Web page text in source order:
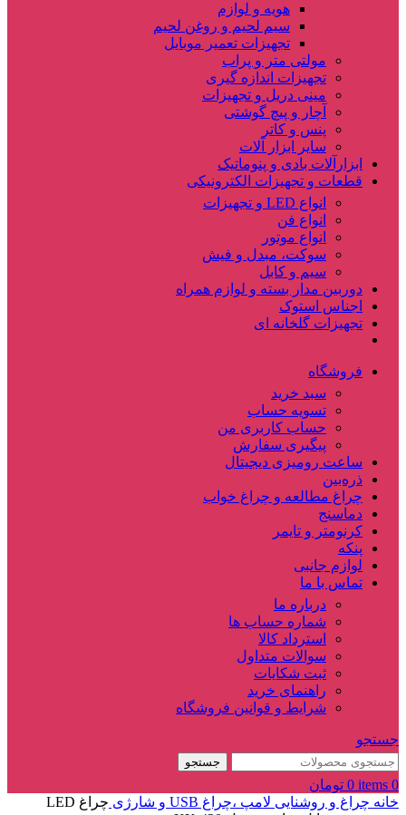
هویه و لوازم
سیم لحیم و روغن لحیم
تجهیزات تعمیر موبایل
مولتی متر و پراب
تجهیزات اندازه گیری
مینی دریل و تجهیزات
آچار و پیچ گوشتی
پنس و کاتر
سایر ابزار آلات
ابزارآلات بادی و پنوماتیک
قطعات و تجهیزات الکترونیکی
انواع LED و تجهیزات
انواع فن
انواع موتور
سوکت، مبدل و فیش
سیم و کابل
دوربین مدار بسته و لوازم همراه
اجناس استوک
تجهیزات گلخانه ای
فروشگاه
سبد خرید
تسویه حساب
حساب کاربری من
پیگیری سفارش
ساعت‌ رومیزی دیجیتال
ذره‌بین‌
چراغ مطالعه و چراغ خواب
دماسنج‌
کرنومتر و تایمر
پنکه
لوازم جانبی
تماس با ما
درباره ما
شماره حساب ها
استرداد کالا
سوالات متداول
ثبت شکایات
راهنمای خرید
شرایط و قوانین فروشگاه
جستجو
جستجو
0
items
0 تومان
خانه چراغ و روشنایی لامپ ،چراغ USB و شارژی
چراغ LED